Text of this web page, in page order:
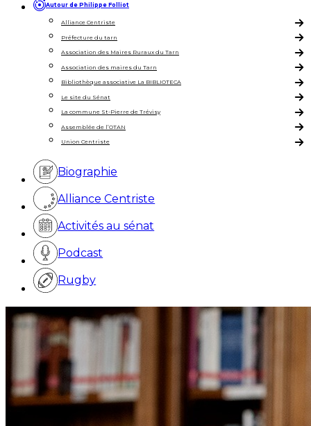
Autour de Philippe Folliot
Alliance Centriste
Préfecture du tarn
Association des Maires Ruraux du Tarn
Association des maires du Tarn
Bibliothèque associative La BIBLIOTECA
Le site du Sénat
La commune St-Pierre de Trévisy
Assemblée de l’OTAN
Union Centriste
Biographie
Alliance Centriste
Activités au sénat
Podcast
Rugby